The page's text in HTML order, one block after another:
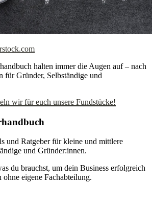
halten immer die Augen auf – nach
für Gründer, Selbständige und
wir für euch unsere Fundstücke!
und Ratgeber für kleine und mittlere
und Gründer:innen.
du brauchst, um dein Business erfolgreich
ohne eigene Fachabteilung.